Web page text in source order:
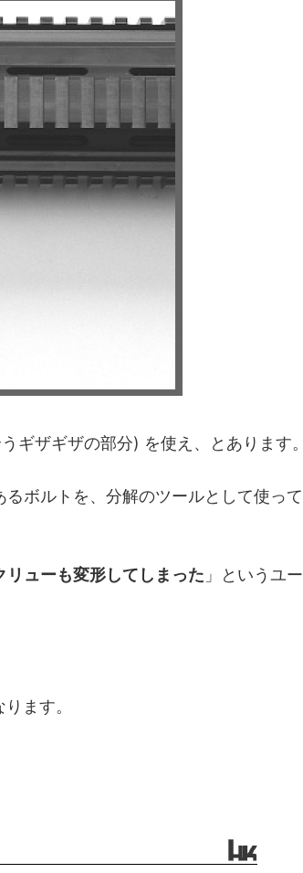
ギザギザの部分) を使え、とあります。
ボルトを、分解のツールとして使っ
リューも変形してしまった 」というユ
ます。